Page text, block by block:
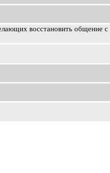
восстановить общение